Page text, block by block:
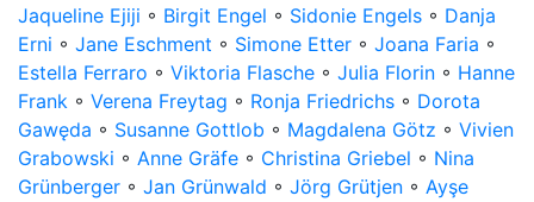
Jaqueline Ejiji ◦ Birgit Engel ◦ Sidonie Engels ◦ Danja
Erni ◦ Jane Eschment ◦ Simone Etter ◦ Joana Faria ◦
Estella Ferraro ◦ Viktoria Flasche ◦ Julia Florin ◦ Hanne
Frank ◦ Verena Freytag ◦ Ronja Friedrichs ◦ Dorota
Gawęda ◦ Susanne Gottlob ◦ Magdalena Götz ◦ Vivien
Grabowski ◦ Anne Gräfe ◦ Christina Griebel ◦ Nina
Grünberger ◦ Jan Grünwald ◦ Jörg Grütjen ◦ Ayşe